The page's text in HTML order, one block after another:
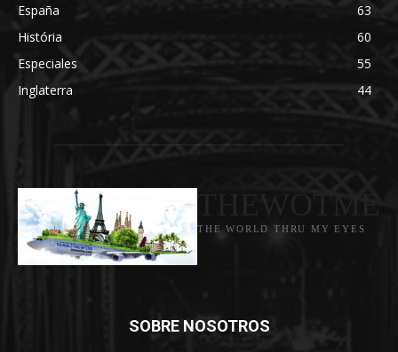
España
63
História
60
Especiales
55
Inglaterra
44
THE WORLD THRU MY EYES
SOBRE NOSOTROS